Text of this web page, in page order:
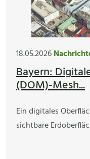
18.05.2026
Bayern:
(DOM)-Mesh...
Ein digitales
sichtbare